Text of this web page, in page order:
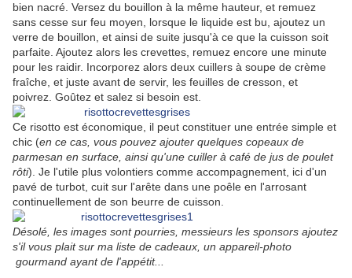
bien nacré. Versez du bouillon à la même hauteur, et remuez
sans cesse sur feu moyen, lorsque le liquide est bu, ajoutez un
verre de bouillon, et ainsi de suite jusqu'à ce que la cuisson soit
parfaite. Ajoutez alors les crevettes, remuez encore une minute
pour les raidir. Incorporez alors deux cuillers à soupe de crème
fraîche, et juste avant de servir, les feuilles de cresson, et
poivrez. Goûtez et salez si besoin est.
Ce risotto est économique, il peut constituer une entrée simple et
chic (en ce cas, vous pouvez ajouter quelques copeaux de
parmesan en surface, ainsi qu'une cuiller à café de jus de poulet
rôti). Je l'utile plus volontiers comme accompagnement, ici d'un
pavé de turbot, cuit sur l'arête dans une poêle en l'arrosant
continuellement de son beurre de cuisson.
Désolé, les images sont pourries, messieurs les sponsors ajoutez
s'il vous plait sur ma liste de cadeaux, un appareil-photo
gourmand ayant de l'appétit...